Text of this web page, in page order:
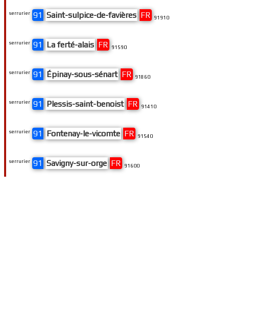
serrurier 91 Savigny-sur-orge FR 91600
serrurier 91 Fontenay-le-vicomte FR 91540
serrurier 91 Plessis-saint-benoist FR 91410
serrurier 91 Épinay-sous-sénart FR 91860
serrurier 91 La ferté-alais FR 91590
serrurier 91 Saint-sulpice-de-favières FR 91910